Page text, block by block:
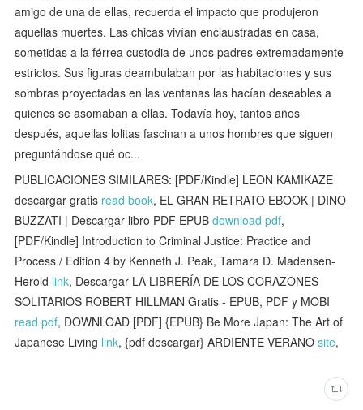
amigo de una de ellas, recuerda el impacto que produjeron
aquellas muertes. Las chicas vivían enclaustradas en casa,
sometidas a la férrea custodia de unos padres extremadamente
estrictos. Sus figuras deambulaban por las habitaciones y sus
sombras proyectadas en las ventanas las hacían deseables a
quienes se asomaban a ellas. Todavía hoy, tantos años
después, aquellas lolitas fascinan a unos hombres que siguen
preguntándose qué oc...
PUBLICACIONES SIMILARES: [PDF/Kindle] LEON KAMIKAZE
descargar gratis read book, EL GRAN RETRATO EBOOK | DINO
BUZZATI | Descargar libro PDF EPUBdownload pdf,
[PDF/Kindle] Introduction to Criminal Justice: Practice and
Process / Edition 4 by Kenneth J. Peak, Tamara D. Madensen-
Herold link, Descargar LA LIBRERÍA DE LOS CORAZONES
SOLITARIOS ROBERT HILLMAN Gratis - EPUB, PDF y MOBI
read pdf, DOWNLOAD [PDF] {EPUB} Be More Japan: The Art of
Japanese Living link, {pdf descargar} ARDIENTE VERANOsite,